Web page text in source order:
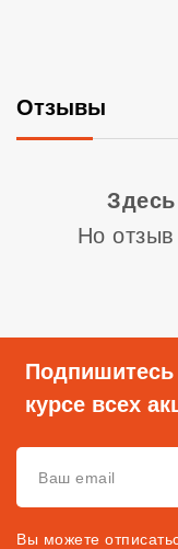
Отзывы
Но
Подпишитесь
курсе всех
Вы можете